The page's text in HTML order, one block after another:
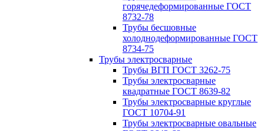
горячедеформированные ГОСТ
8732-78
Трубы бесшовные
холоднодеформированные ГОСТ
8734-75
Трубы электросварные
Трубы ВГП ГОСТ 3262-75
Трубы электросварные
квадратные ГОСТ 8639-82
Трубы электросварные круглые
ГОСТ 10704-91
Трубы электросварные овальные